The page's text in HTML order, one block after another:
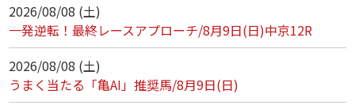
2026/08/08 (土)
一発逆転！最終レースアプローチ/8月9日(日)中京12R
2026/08/08 (土)
うまく当たる「亀AI」推奨馬/8月9日(日)